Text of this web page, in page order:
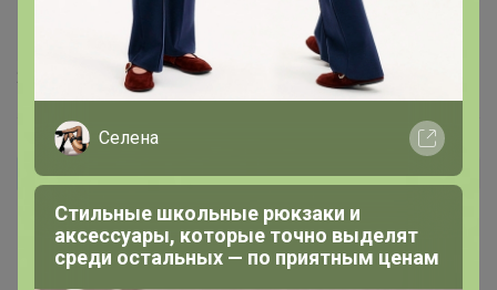
Шикарный мясной хлеб ! Муж оценил ;) будем брать в
дальнейшем у вас и пробовать другие лоты :)))
21 марта, 2024 07:54
Титус Автор уже получил заказ!
Вкусно, чуть-чуть аромат копчения, для меня немного
жирновато. Мне понравилось делать бутерброд с
Селена
Стильные школьные рюкзаки и
аксессуары, которые точно выделят
среди остальных — по приятным ценам